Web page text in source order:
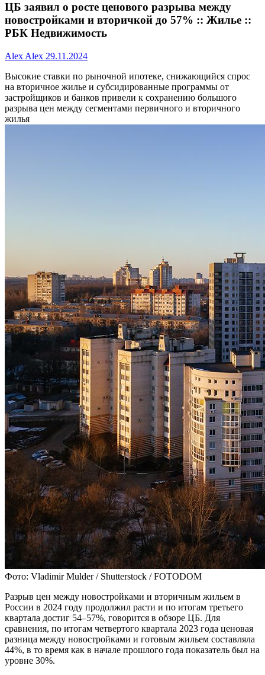
ЦБ заявил о росте ценового разрыва между
новостройками и вторичкой до 57% :: Жилье ::
РБК Недвижимость
Alex Alex 29.11.2024
Высокие ставки по рыночной ипотеке, снижающийся спрос
на вторичное жилье и субсидированные программы от
застройщиков и банков привели к сохранению большого
разрыва цен между сегментами первичного и вторичного
жилья
Фото: Vladimir Mulder / Shutterstock / FOTODOM
Разрыв цен между новостройками и вторичным жильем в
России в 2024 году продолжил расти и по итогам третьего
квартала достиг 54–57%, говорится в обзоре ЦБ. Для
сравнения, по итогам четвертого квартала 2023 года ценовая
разница между новостройками и готовым жильем составляла
44%, в то время как в начале прошлого года показатель был на
уровне 30%.